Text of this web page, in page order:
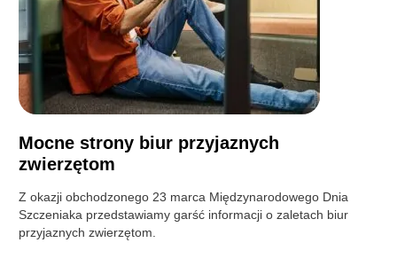
Mocne strony biur przyjaznych
zwierzętom
Z okazji obchodzonego 23 marca Międzynarodowego Dnia
Szczeniaka przedstawiamy garść informacji o zaletach biur
przyjaznych zwierzętom.